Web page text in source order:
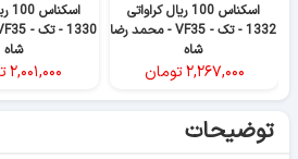
اسکناس 100 ریال کراواتی
1332 - تک - VF35 - محمد رضا
شاه
۲,۲۶۷,۰۰۰تومان
شاه
۲,۰۰۱,۰۰۰
توضیحات